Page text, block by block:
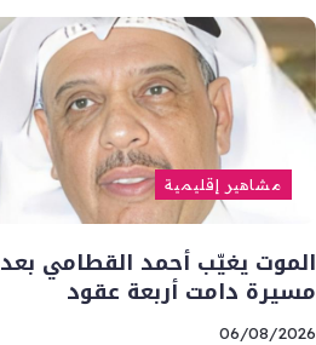
مشاهير إقليمية
الموت يغيّب أحمد القطامي بعد
مسيرة دامت أربعة عقود
06/08/2026